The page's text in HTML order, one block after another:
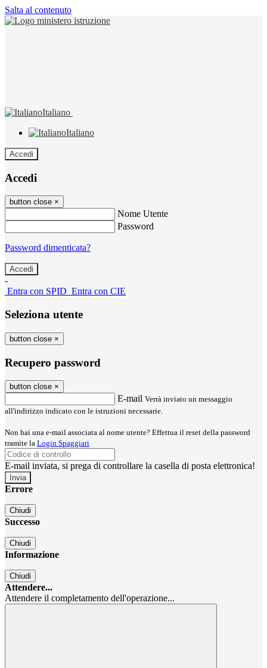
Salta al contenuto
Italiano
Italiano
Accedi
Accedi
button close ×
Nome Utente
Password
Password dimenticata?
-
Entra con SPID Entra con CIE
Seleziona utente
button close ×
Recupero password
button close ×
E-mail Verrà inviato un messaggio
all'indirizzo indicato con le istruzioni necessarie.
Non hai una e-mail associata al nome utente? Effettua il reset della password
tramite la Login Spaggiari
E-mail inviata, si prega di controllare la casella di posta elettronica!
Errore
Chiudi
Successo
Chiudi
Informazione
Chiudi
Attendere...
Attendere il completamento dell'operazione...